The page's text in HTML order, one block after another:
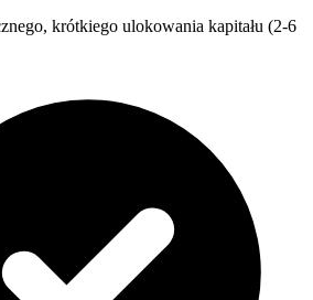
krótkiego ulokowania kapitału (2-6